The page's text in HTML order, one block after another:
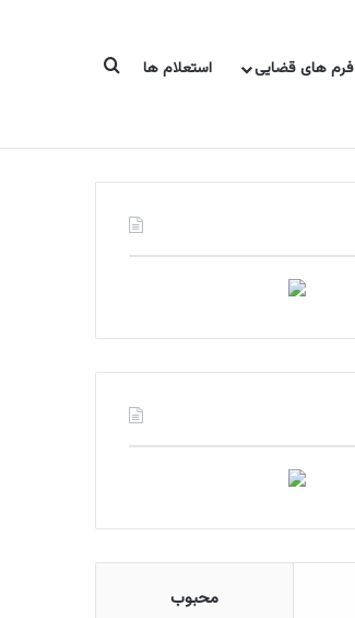
فرم های قضایی استعلام ها
محبوب